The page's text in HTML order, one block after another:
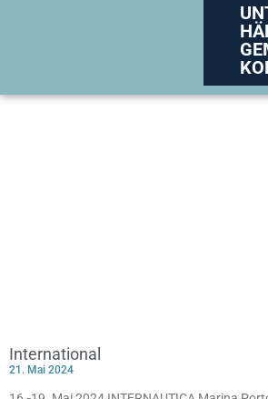
International
21. Mai 2024